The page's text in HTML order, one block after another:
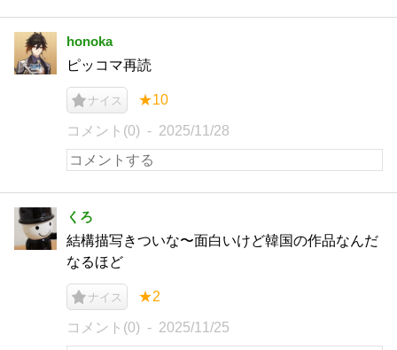
honoka
ピッコマ再読
ナイス ★10
コメント(0) 2025/11/28
くろ
結構描写きついな〜面白いけど韓国の作品なんだ
なるほど
ナイス ★2
コメント(0) 2025/11/25